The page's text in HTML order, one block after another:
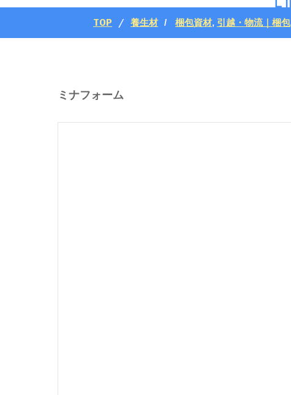
TOP 養生材 梱包資材, 引越・物流｜梱包
ミナフォーム